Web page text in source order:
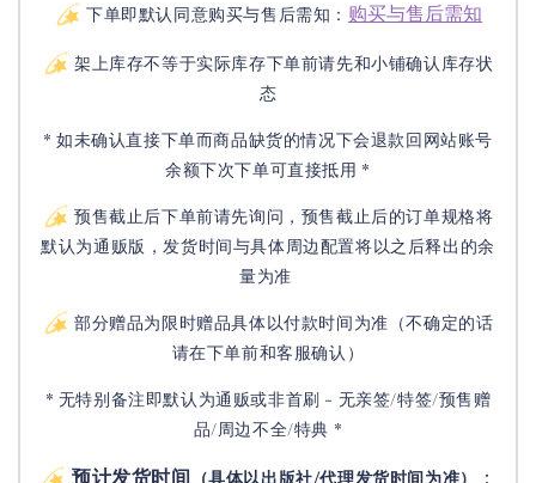
下单即默认同意购买与售后需知： 购买与售后需知
架上库存不等于实际库存下单前请先和小铺确认库存状
态
* 如未确认直接下单而商品缺货的情况下会退款回网站账号
余额下次下单可直接抵用 *
预售截止后下单前请先询问，预售截止后的订单规格将
默认为通贩版，发货时间与具体周边配置将以之后释出的余
量为准
部分赠品为限时赠品具体以付款时间为准（不确定的话
请在下单前和客服确认）
* 无特别备注即默认为通贩或非首刷 - 无亲签/特签/预售赠
品/周边不全/特典 *
预计发货时间 （具体以出版社/代理发货时间为准） ：